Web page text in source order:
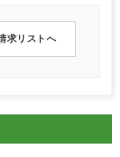
求リストへ